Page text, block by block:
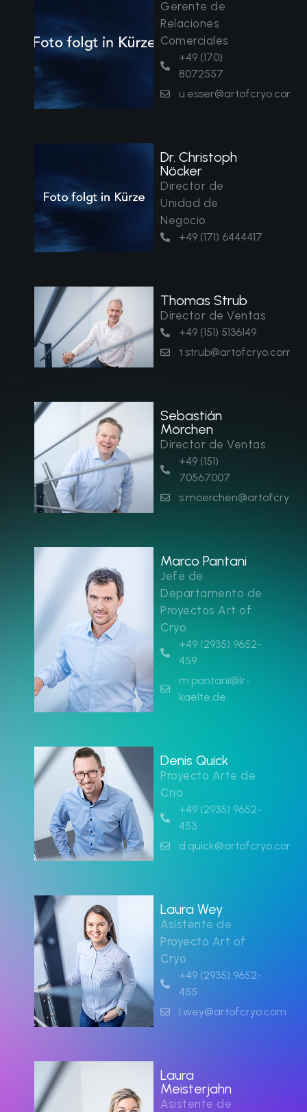
Gerente de
Relaciones
Comerciales
+49 (170)
8072557
u.esser@artofcryo.com
Dr. Christoph
Nöcker
Director de
Unidad de
Negocio
+49 (171) 6444417
Thomas Strub
Director de Ventas
+49 (151) 5136149
t.strub@artofcryo.com
Sebastián
Mörchen
Director de Ventas
+49 (151)
70567007
Marco Pantani
Jefe de
Departamento de
Proyectos Art of
Cryo
+49 (2935) 9652-
459
m.pantani@lr-
kaelte.de
Denis Quick
Proyecto Arte de
Crio
+49 (2935) 9652-
453
d.quick@artofcryo.com
Laura Wey
Asistente de
Proyecto Art of
Cryo
+49 (2935) 9652-
455
l.wey@artofcryo.com
Laura
Meisterjahn
Asistente de